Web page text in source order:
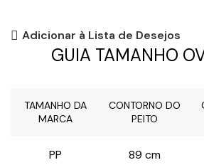
Adicionar à Lista de Desejos
GUIA TAMANHO
TAMANHO DA
MARCA
CONTORNO DO
PEITO
PP 89 cm